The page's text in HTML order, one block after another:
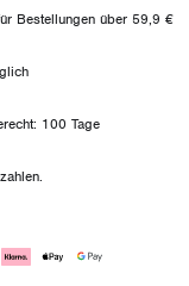
Bestellungen über 59,9 €
100 Tage